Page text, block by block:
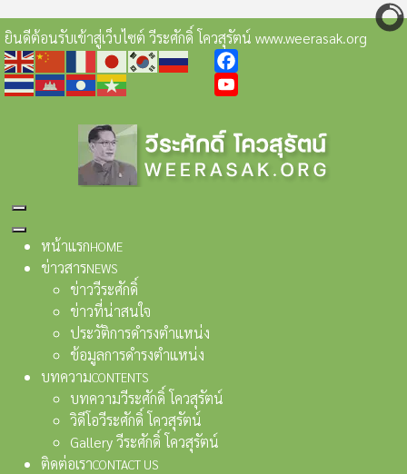
ยินดีต้อนรับเข้าสู่เว็บไซต์ วีระศักดิ์ โควสุรัตน์ www.weerasak.org
Facebook
หน้าแรกHOME
ข่าวสารNEWS
ข่าววีระศักดิ์
ข่าวที่น่าสนใจ
ประวัติการดำรงตำแหน่ง
ข้อมูลการดำรงตำแหน่ง
บทความCONTENTS
บทความวีระศักดิ์ โควสุรัตน์
วิดีโอวีระศักดิ์ โควสุรัตน์
Gallery วีระศักดิ์ โควสุรัตน์
ติดต่อเราCONTACT US